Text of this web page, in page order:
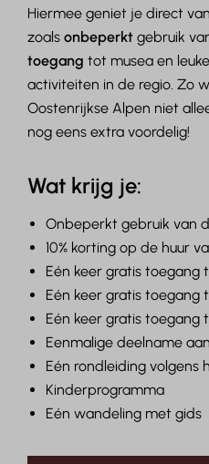
Hiermee geniet je direct
zoalsonbeperktgebruik
toegang tot musea en
activiteiten in de regio. Zo
Oostenrijkse Alpen niet
nog eens extra voordelig!
Wat krijg je:
Onbeperkt gebruik van
10% korting op de huur
Eén keer gratis toegang
Eén keer gratis toegang
Eén keer gratis toegang
Eenmalige deelname
Eén rondleiding volgens
Kinderprogramma
Eén wandeling met gids